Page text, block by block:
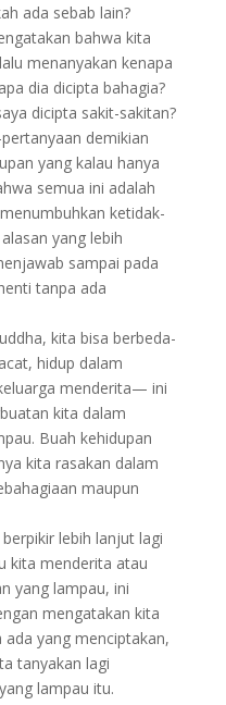
ada sebab lain?
bahwa kita
menanyakan kenapa
dia dicipta bahagia?
dicipta sakit-sakitan?
demikian
yang kalau hanya
semua ini adalah
ketidak-
yang lebih
sampai pada
tanpa ada
kita bisa berbeda-
hidup dalam
menderita— ini
kita dalam
Buah kehidupan
kita rasakan dalam
maupun
lebih lanjut lagi
kita menderita atau
yang lampau, ini
mengatakan kita
yang menciptakan,
tanyakan lagi
lampau itu.